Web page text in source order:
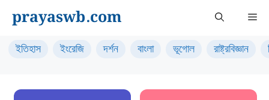
content
prayaswb.com
ইতিহাস ইংরেজি দর্শন বাংলা ভূগোল রাষ্ট্রবিজ্ঞান